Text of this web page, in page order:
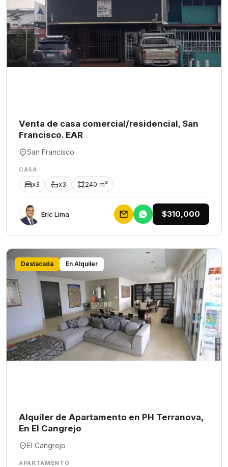
Venta de casa comercial/residencial, San
Francisco. EAR
San Francisco
CASA
x3 x3 240 m²
Eric Lima $310,000
Destacada En Alquiler
Alquiler de Apartamento en PH Terranova,
En El Cangrejo
El Cangrejo
APARTAMENTO